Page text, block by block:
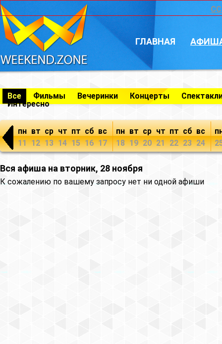
ГЛАВНАЯ
Все Фильмы Вечеринки Концерты
Интересно
пн
11
вт
12
ср
13
чт
14
пт
15
сб
16
вс
17
пн
18
вт
19
ср
20
чт
21
пт
22
сб
23
вс
24
Вся афиша на вторник, 28 ноября
К сожалению по вашему запросу нет ни одной афиши